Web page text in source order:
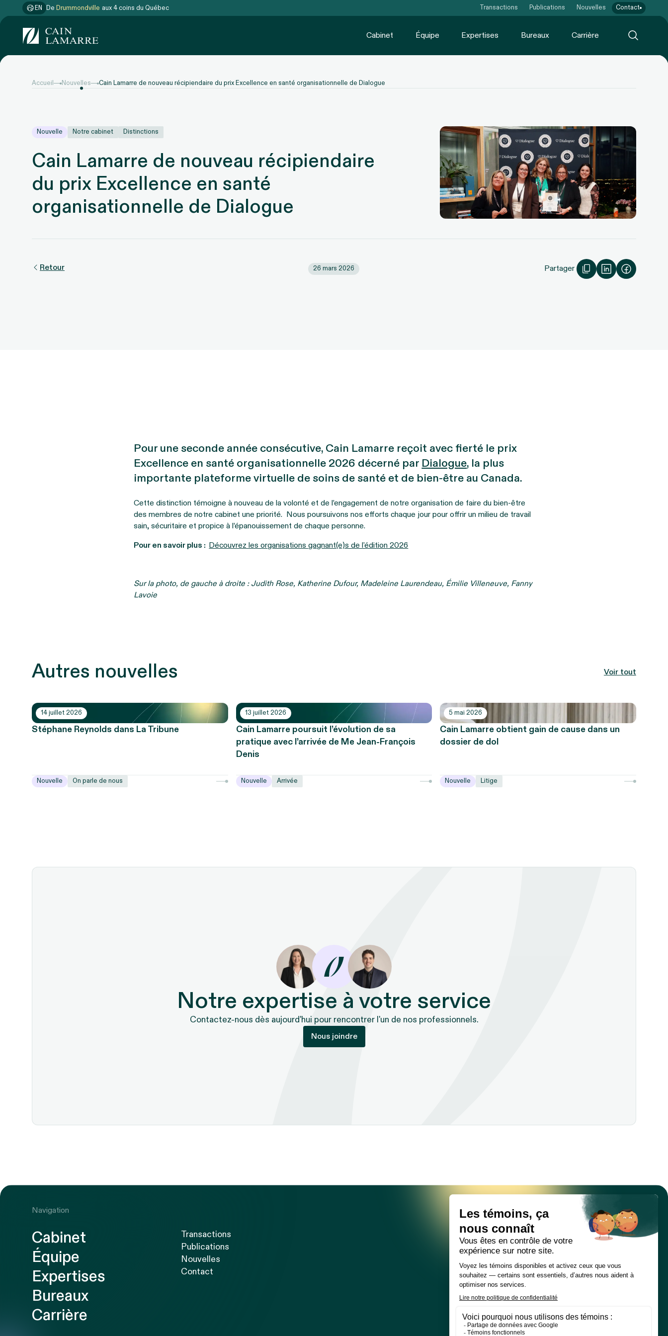
EN De Drummondville aux 4 coins du Québec Transactions Publications Nouvelles Contact
Cabinet Équipe Expertises Bureaux Carrière
Accueil Nouvelles Cain Lamarre de nouveau récipiendaire du prix Excellence en santé organisationnelle de Dialogue
Nouvelle Notre cabinet Distinctions
Cain Lamarre de nouveau récipiendaire
du prix Excellence en santé
organisationnelle de Dialogue
Retour 26 mars 2026 Partager
Pour une seconde année consécutive, Cain Lamarre reçoit avec fierté le prix
Excellence en santé organisationnelle 2026 décerné par Dialogue, la plus
importante plateforme virtuelle de soins de santé et de bien-être au Canada.
Cette distinction témoigne à nouveau de la volonté et de l’engagement de notre organisation de faire du bien-être
des membres de notre cabinet une priorité. Nous poursuivons nos efforts chaque jour pour offrir un milieu de travail
sain, sécuritaire et propice à l’épanouissement de chaque personne.
Pour en savoir plus : Découvrez les organisations gagnant(e)s de l'édition 2026
Sur la photo, de gauche à droite : Judith Rose, Katherine Dufour, Madeleine Laurendeau, Émilie Villeneuve, Fanny
Lavoie
Autres nouvelles Voir tout
14 juillet 2026
Stéphane Reynolds dans La Tribune
Nouvelle On parle de nous
13 juillet 2026
Cain Lamarre poursuit l’évolution de sa
pratique avec l’arrivée de Me Jean-François
Denis
Nouvelle Arrivée
5 mai 2026
Cain Lamarre obtient gain de cause dans un
dossier de dol
Nouvelle Litige
Notre expertise à votre service
Contactez-nous dès aujourd'hui pour rencontrer l'un de nos professionnels.
Nous joindre
Navigation
Cabinet
Équipe
Expertises
Bureaux
Carrière
Transactions
Publications
Nouvelles
Contact